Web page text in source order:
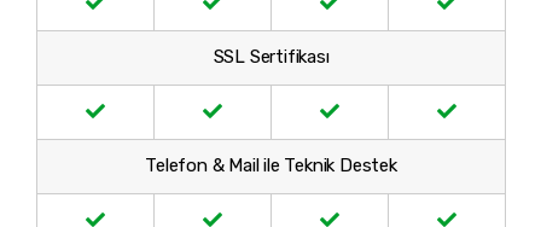
SSL Sertifikası
Telefon & Mail ile Teknik Destek